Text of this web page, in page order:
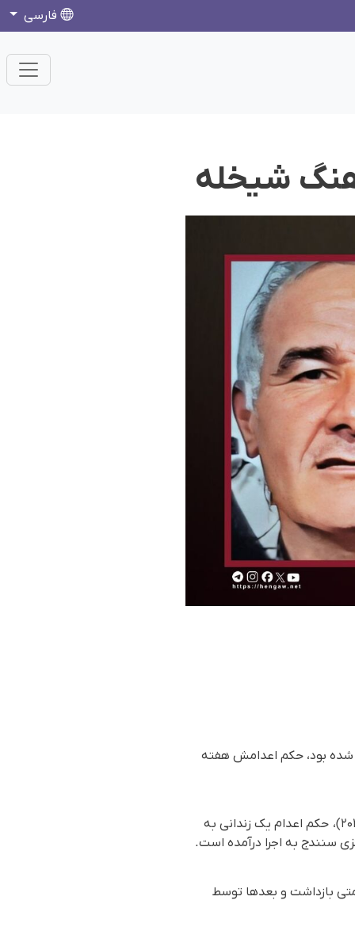
فارسی
شیخله
شده بود، حکم اعدامش هفته
بر اساس گزارش رسیده به سازمان حقوق بشری هه‌نگاو، سحرگاه روز دوشنبه ۴ خرداد ۱۴۰۵ (۲۵ می ۲۰۲۶)، حکم اعدام یک زندانی به
سنندج به اجرا درآمده است.
بازداشت و بعدها توسط